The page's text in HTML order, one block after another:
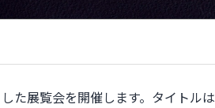
た展覧会を開催します。タイトルは